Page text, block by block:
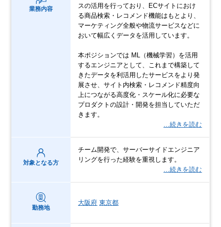
業務内容
スの活用を行っており、ECサイトにおけ
る商品検索・レコメンド機能はもとより、
マーケティング全般や物流サービスなどに
おいて幅広くデータを活用しています。
本ポジションでは ML（機械学習）を活用
するエンジニアとして、これまで構築して
きたデータを利活用したサービスをより発
展させ、サイト内検索・レコメンド精度向
上につながる高度化・スケール化に必要な
プロダクトの設計・開発を担当していただ
きます。
…続きを読む
対象となる方
チーム開発で、サーバーサイドエンジニア
リングを行った経験を重視します。
…続きを読む
勤務地
大阪府 東京都